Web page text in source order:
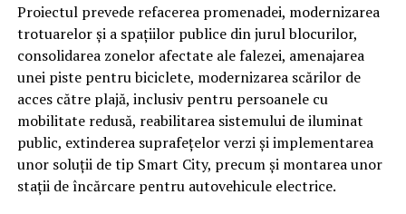
Proiectul prevede refacerea promenadei, modernizarea
trotuarelor și a spațiilor publice din jurul blocurilor,
consolidarea zonelor afectate ale falezei, amenajarea
unei piste pentru biciclete, modernizarea scărilor de
acces către plajă, inclusiv pentru persoanele cu
mobilitate redusă, reabilitarea sistemului de iluminat
public, extinderea suprafețelor verzi și implementarea
unor soluții de tip Smart City, precum și montarea unor
stații de încărcare pentru autovehicule electrice.